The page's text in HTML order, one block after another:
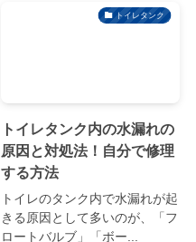
トイレタンク
トイレタンク内の水漏れの
原因と対処法！自分で修理
する方法
トイレのタンク内で水漏れが起
きる原因として多いのが、「フ
ロートバルブ」「ボー...